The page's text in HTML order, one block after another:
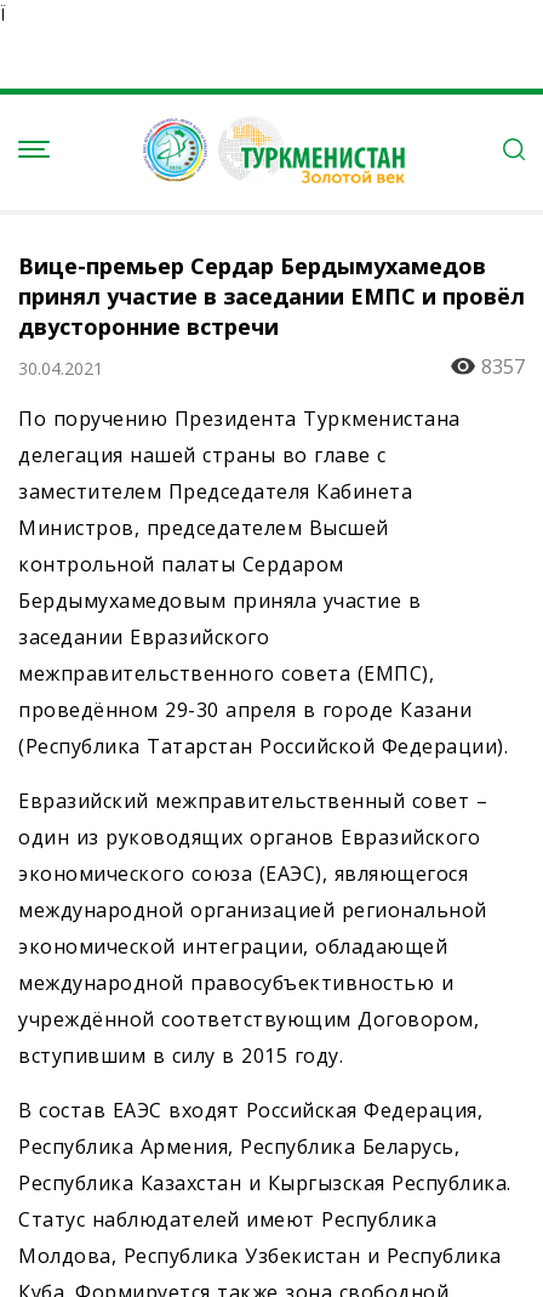
Ï
Вице-премьер Сердар Бердымухамедов
принял участие в заседании ЕМПС и провёл
двусторонние встречи
30.04.2021
8357
По поручению Президента Туркменистана
делегация нашей страны во главе с
заместителем Председателя Кабинета
Министров, председателем Высшей
контрольной палаты Сердаром
Бердымухамедовым приняла участие в
заседании Евразийского
межправительственного совета (ЕМПС),
проведённом 29-30 апреля в городе Казани
(Республика Татарстан Российской Федерации).
Евразийский межправительственный совет –
один из руководящих органов Евразийского
экономического союза (ЕАЭС), являющегося
международной организацией региональной
экономической интеграции, обладающей
международной правосубъективностью и
учреждённой соответствующим Договором,
вступившим в силу в 2015 году.
В состав ЕАЭС входят Российская Федерация,
Республика Армения, Республика Беларусь,
Республика Казахстан и Кыргызская Республика.
Статус наблюдателей имеют Республика
Молдова, Республика Узбекистан и Республика